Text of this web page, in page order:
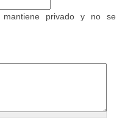
privado y no se